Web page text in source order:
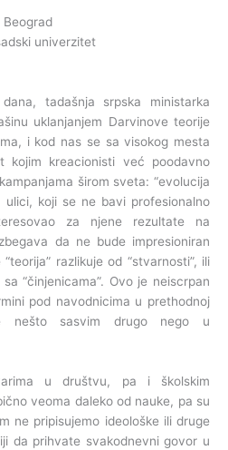
univerzitet
tadašnja srpska ministarka
uklanjanjem Darvinove teorije
i kod nas se sa visokog mesta
kojim kreacionisti već poodavno
širom sveta: “evolucija
ulici, koji se ne bavi profesionalno
za njene rezultate na
da ne bude impresioniran
razlikuje od “stvarnosti”, ili
“činjenicama”. Ovo je neiscrpan
pod navodnicima u prethodnoj
nešto sasvim drugo nego u
u društvu, pa i školskim
veoma daleko od nauke, pa su
ne pripisujemo ideološke ili druge
da prihvate svakodnevni govor u